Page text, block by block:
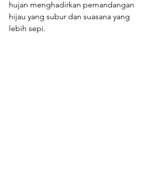
hujan menghadirkan pemandangan
hijau yang subur dan suasana yang
lebih sepi.